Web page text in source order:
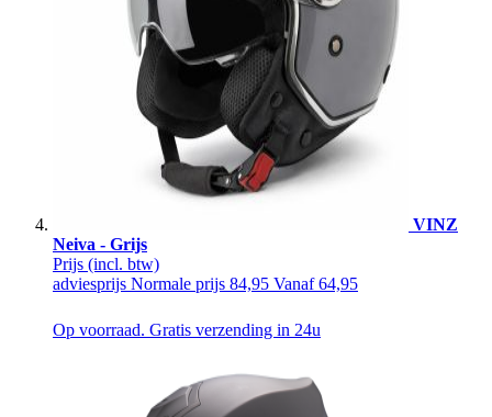
VINZ
Neiva - Grijs
Prijs (incl. btw)
adviesprijs Normale prijs 84,95 Vanaf 64,95
Op voorraad. Gratis verzending in 24u